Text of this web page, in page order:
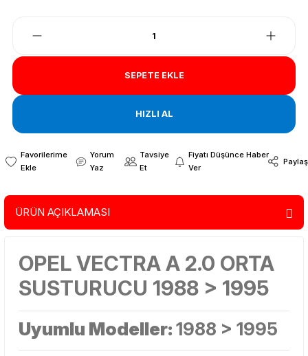
SEPETE EKLE
HIZLI AL
Yorum
Yaz
Tavsiye
Et
Fiyatı Düşünce Haber
Ver
Paylaş
ÜRÜN AÇIKLAMASI
OPEL VECTRA A 2.0 ORTA
SUSTURUCU 1988 > 1995
Uyumlu Modeller:1988 > 1995